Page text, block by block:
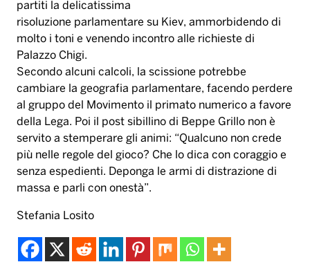
partiti la delicatissima
risoluzione parlamentare su Kiev, ammorbidendo di
molto i toni e venendo incontro alle richieste di
Palazzo Chigi.
Secondo alcuni calcoli, la scissione potrebbe
cambiare la geografia parlamentare, facendo perdere
al gruppo del Movimento il primato numerico a favore
della Lega. Poi il post sibillino di Beppe Grillo non è
servito a stemperare gli animi: “Qualcuno non crede
più nelle regole del gioco? Che lo dica con coraggio e
senza espedienti. Deponga le armi di distrazione di
massa e parli con onestà”.
Stefania Losito